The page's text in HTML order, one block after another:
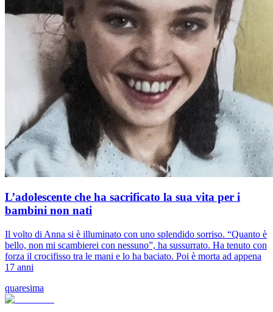
L’adolescente che ha sacrificato la sua vita per i
bambini non nati
Il volto di Anna si è illuminato con uno splendido sorriso. “Quanto è
bello, non mi scambierei con nessuno”, ha sussurrato. Ha tenuto con
forza il crocifisso tra le mani e lo ha baciato. Poi è morta ad appena
17 anni
quaresima